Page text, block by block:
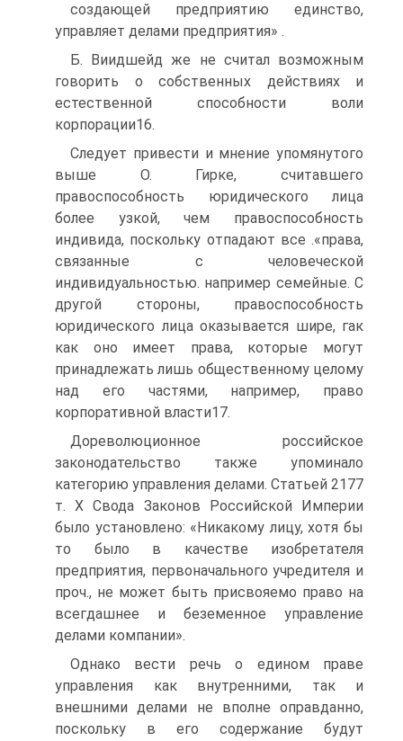
создающей предприятию единство,
управляет делами предприятия» .
Б. Виидшейд же не считал возможным
говорить о собственных действиях и
естественной способности воли
корпорации16.
Следует привести и мнение упомянутого
выше О. Гирке, считавшего
правоспособность юридического лица
более узкой, чем правоспособность
индивида, поскольку отпадают все .«права,
связанные с человеческой
индивидуальностью. например семейные. С
другой стороны, правоспособность
юридического лица оказывается шире, гак
как оно имеет права, которые могут
принадлежать лишь общественному целому
над его частями, например, право
корпоративной власти17.
Дореволюционное российское
законодательство также упоминало
категорию управления делами. Статьей 2177
т. X Свода Законов Российской Империи
было установлено: «Никакому лицу, хотя бы
то было в качестве изобретателя
предприятия, первоначального учредителя и
проч., не может быть присвояемо право на
всегдашнее и беземенное управление
делами компании».
Однако вести речь о едином праве
управления как внутренними, так и
внешними делами не вполне оправданно,
поскольку в его содержание будут